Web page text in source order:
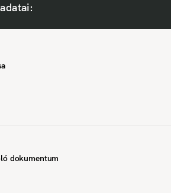
dokumentum